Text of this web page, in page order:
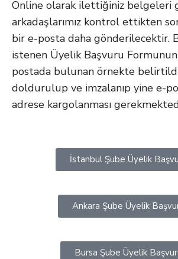
Online olarak ilettiğiniz belgeleri
arkadaşlarımız kontrol ettikten
bir e-posta daha gönderilecektir.
istenen Üyelik Başvuru Formunun
postada bulunan örnekte
doldurulup ve imzalanıp yine e-
adrese kargolanması
İstanbul Şube Üyelik
Ankara Şube Üyelik
Bursa Şube Üyelik